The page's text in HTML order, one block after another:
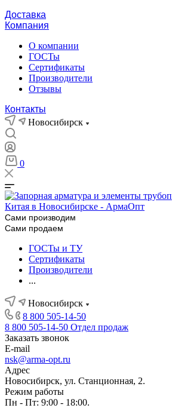
Доставка
Компания
О компании
ГОСТы
Сертификаты
Производители
Отзывы
Контакты
Новосибирск
0
Сами производим
Сами продаем
ГОСТы и ТУ
Сертификаты
Производители
...
Новосибирск
8 800 505-14-50
8 800 505-14-50 Отдел продаж
Заказать звонок
E-mail
nsk@arma-opt.ru
Адрес
Новосибирск, ул. Станционная, 2.
Режим работы
Пн - Пт: 9:00 - 18:00.